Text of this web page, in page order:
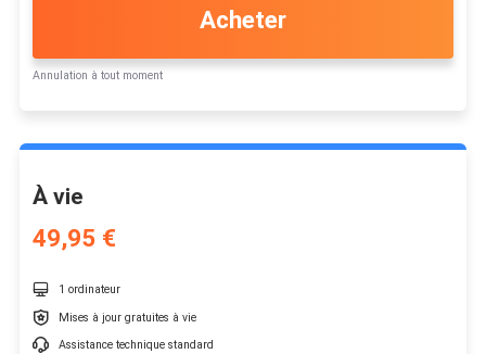
Acheter
Annulation à tout moment
À vie
49,95 €
 1 ordinateur
 Mises à jour gratuites à vie
 Assistance technique standard